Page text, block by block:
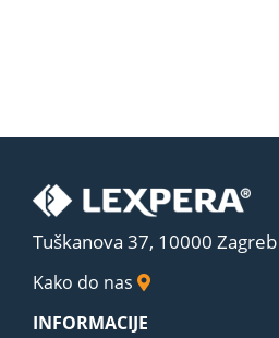
Tuškanova 37, 10000 Zagreb
Kako do nas
INFORMACIJE